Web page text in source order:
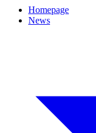
Homepage
News